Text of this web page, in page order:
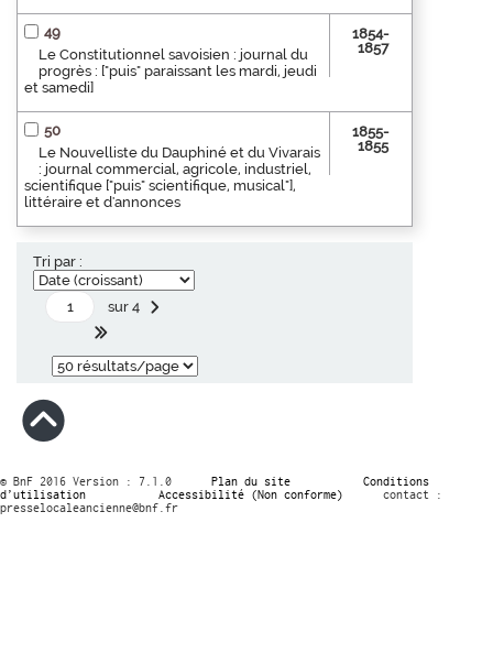
49
Le Constitutionnel savoisien : journal du
progrès : ["puis" paraissant les mardi, jeudi
et samedi]
1854-
1857
50
Le Nouvelliste du Dauphiné et du Vivarais
: journal commercial, agricole, industriel,
scientifique ["puis" scientifique, musical"],
littéraire et d'annonces
1855-
1855
Tri par :
sur 4
© BnF 2016 Version : 7.1.0 Plan du site
Conditions
d’utilisation
Accessibilité (Non conforme)
contact :
presselocaleancienne@bnf.fr